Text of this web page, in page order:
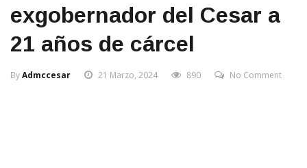
exgobernador del Cesar a
21 años de cárcel
ByAdmccesar 21 Marzo, 2024 890 No Comment